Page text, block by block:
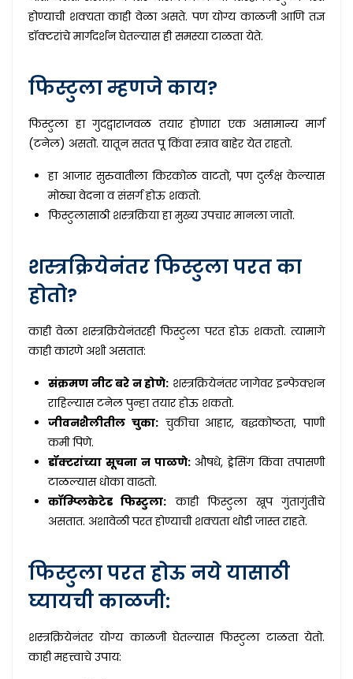
होण्याची शक्यता काही वेळा असते. पण योग्य काळजी आणि तज्ञ
डॉक्टरांचे मार्गदर्शन घेतल्यास ही समस्या टाळता येते.
फिस्टुला म्हणजे काय?
फिस्टुला हा गुदद्वाराजवळ तयार होणारा एक असामान्य मार्ग
(टनेल) असतो. यातून सतत पू किंवा स्त्राव बाहेर येत राहतो.
हा आजार सुरुवातीला किरकोळ वाटतो, पण दुर्लक्ष केल्यास
मोठ्या वेदना व संसर्ग होऊ शकतो.
फिस्टुलासाठी शस्त्रक्रिया हा मुख्य उपचार मानला जातो.
शस्त्रक्रियेनंतर फिस्टुला परत का
होतो?
काही वेळा शस्त्रक्रियेनंतरही फिस्टुला परत होऊ शकतो. त्यामागे
काही कारणे अशी असतात:
संक्रमण नीट बरे न होणे: शस्त्रक्रियेनंतर जागेवर इन्फेक्शन
राहिल्यास टनेल पुन्हा तयार होऊ शकतो.
जीवनशैलीतील चुका:चुकीचा आहार, बद्धकोष्ठता, पाणी
कमी पिणे.
डॉक्टरांच्या सूचना न पाळणे:औषधे, ड्रेसिंग किंवा तपासणी
टाळल्यास धोका वाढतो.
कॉम्प्लिकेटेड फिस्टुला: काही फिस्टुला खूप गुंतागुंतीचे
असतात. अशावेळी परत होण्याची शक्यता थोडी जास्त राहते.
फिस्टुला परत होऊ नये यासाठी
घ्यायची काळजी:
शस्त्रक्रियेनंतर योग्य काळजी घेतल्यास फिस्टुला टाळता येतो.
काही महत्त्वाचे उपाय: